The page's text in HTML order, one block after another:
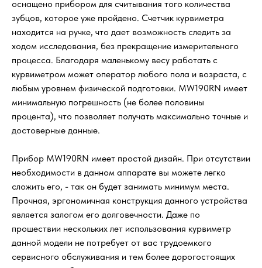
оснащено прибором для считывания того количества
зубцов, которое уже пройдено. Счетчик курвиметра
находится на ручке, что дает возможность следить за
ходом исследования, без прекращение измерительного
процесса. Благодаря маленькому весу работать с
курвиметром может оператор любого пола и возраста, с
любым уровнем физической подготовки. MW190RN имеет
минимальную погрешность (не более половины
процента), что позволяет получать максимально точные и
достоверные данные.
Прибор MW190RN имеет простой дизайн. При отсутствии
необходимости в данном аппарате вы можете легко
сложить его, - так он будет занимать минимум места.
Прочная, эргономичная конструкция данного устройства
является залогом его долговечности. Даже по
прошествии нескольких лет использования курвиметр
данной модели не потребует от вас трудоемкого
сервисного обслуживания и тем более дорогостоящих